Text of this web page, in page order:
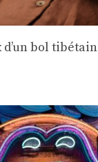
bol tibétain